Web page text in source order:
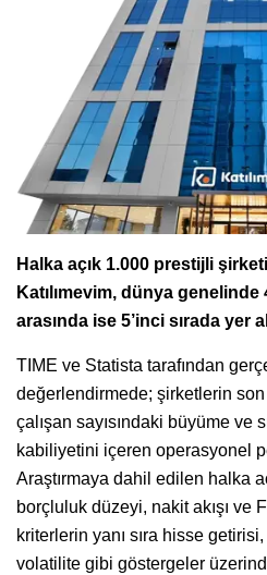
Halka açık 1.000 prestijli
Katılımevim, dünya
arasında ise 5’inci sırada yer
TIME ve Statista tarafından
değerlendirmede; şirketlerin son
çalışan sayısındaki büyüme
kabiliyetini içeren operasyonel
Araştırmaya dahil edilen halka
borçluluk düzeyi, nakit akışı ve
kriterlerin yanı sıra hisse
volatilite gibi göstergeler